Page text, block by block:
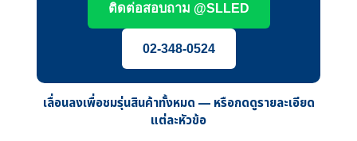
ติดต่อสอบถาม @SLLED
02-348-0524
เลื่อนลงเพื่อชมรุ่นสินค้าทั้งหมด — หรือกดดูรายละเอียด
แต่ละหัวข้อ